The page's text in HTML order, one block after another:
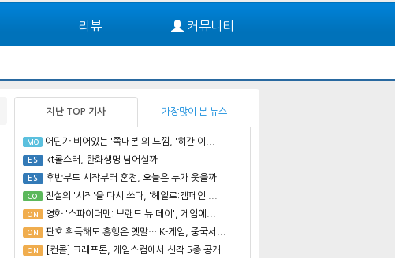
리뷰 커뮤니티
지난 TOP 기사 가장많이 본 뉴스
MO 어딘가 비어있는 '쪽대본'의 느낌, '히간:이...
ES kt롤스터, 한화생명 넘어설까
ES 후반부도 시작부터 혼전, 오늘은 누가 웃을까
CO 전설의 '시작'을 다시 쓰다, '헤일로:캠페인 ...
ON 영화 '스파이더맨: 브랜드 뉴 데이', 게임에...
ON 판호 획득해도 흥행은 옛말… K-게임, 중국서...
ON [컨콜] 크래프톤, 게임스컴에서 신작 5종 공개